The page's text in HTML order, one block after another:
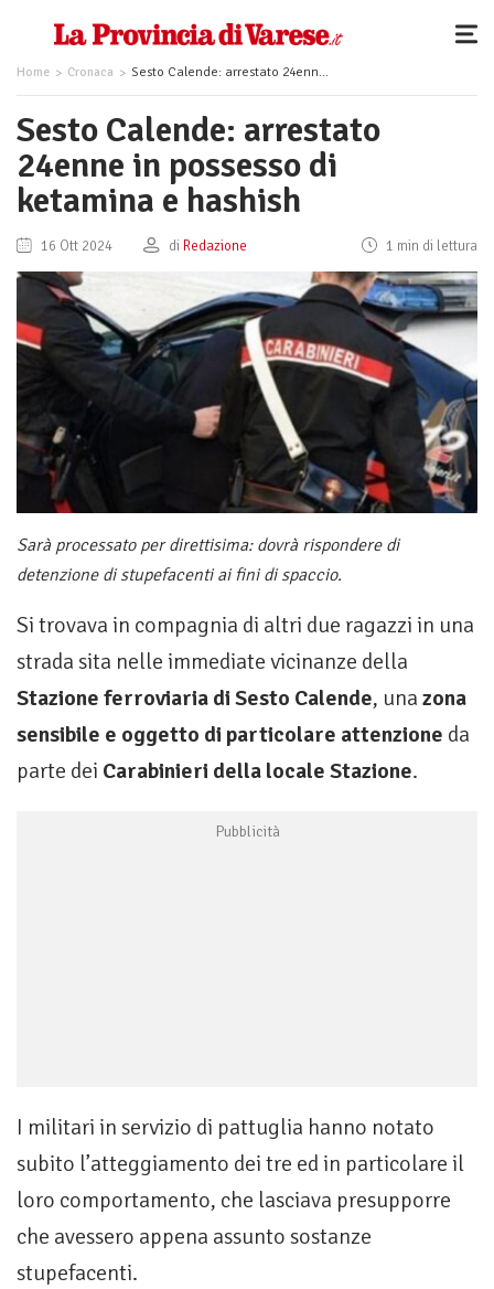
Home Cronaca Sesto Calende: arrestato 24enne in possesso di ketamina e hashish
Sesto Calende: arrestato
24enne in possesso di
ketamina e hashish
16 Ott 2024 di Redazione 1 min di lettura
Sarà processato per direttisima: dovrà rispondere di
detenzione di stupefacenti ai fini di spaccio.
Si trovava in compagnia di altri due ragazzi in una
strada sita nelle immediate vicinanze della
Stazione ferroviaria di Sesto Calende, una zona
sensibile e oggetto di particolare attenzione da
parte dei Carabinieri della locale Stazione.
I militari in servizio di pattuglia hanno notato
subito l’atteggiamento dei tre ed in particolare il
loro comportamento, che lasciava presupporre
che avessero appena assunto sostanze
stupefacenti.